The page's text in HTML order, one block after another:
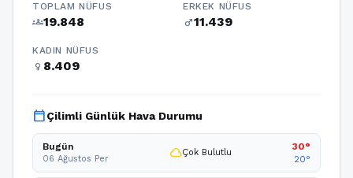
TOPLAM NÜFUS
groups19.848
ERKEK NÜFUS
male11.439
KADIN NÜFUS
female 8.409
calendar_todayÇilimli Günlük Hava Durumu
Bugün
06 Ağustos Per cloudÇok Bulutlu
30°
20°